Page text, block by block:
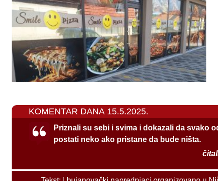
KOMENTAR DANA 15.5.2025.
Priznali su sebi i svima i dokazali da svako
postati neko ako pristane da bude ništa.